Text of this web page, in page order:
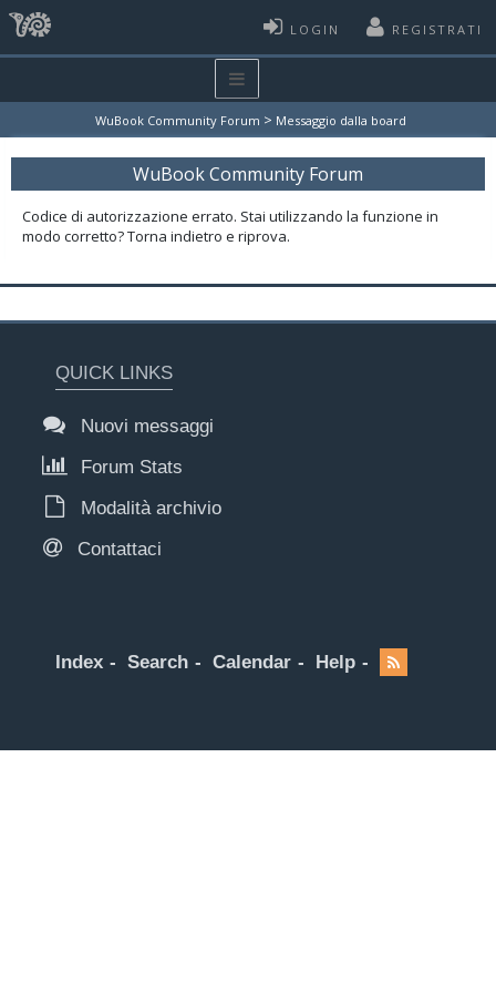
LOGIN REGISTRATI
WuBook Community Forum > Messaggio dalla board
WuBook Community Forum
Codice di autorizzazione errato. Stai utilizzando la funzione in
modo corretto? Torna indietro e riprova.
QUICK LINKS
Nuovi messaggi
Forum Stats
Modalità archivio
Contattaci
Index Search Calendar Help